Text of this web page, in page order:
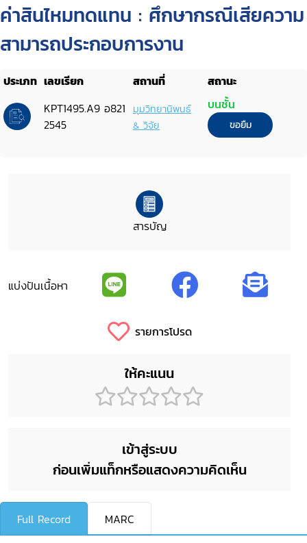
ค่าสินไหมทดแทน : ศึกษากรณีเสียความ
สามารถประกอบการงาน
ประเภท เลขเรียก สถานที่
สถานะ
KPT1495.A9 อ821
2545
มุมวิทยานิพนธ์
& วิจัย
บนชั้น
ขอยืม
สารบัญ
แบ่งปันเนื้อหา
รายการโปรด
ให้คะแนน
เข้าสู่ระบบ
ก่อนเพิ่มแท็กหรือแสดงความคิดเห็น
Full Record MARC